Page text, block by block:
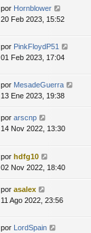
por Hornblower
20 Feb 2023, 15:52
por PinkFloydP51
01 Feb 2023, 17:04
por MesadeGuerra
13 Ene 2023, 19:38
por arscnp
14 Nov 2022, 13:30
por hdfg10
02 Nov 2022, 18:40
por asalex
11 Ago 2022, 23:56
por LordSpain